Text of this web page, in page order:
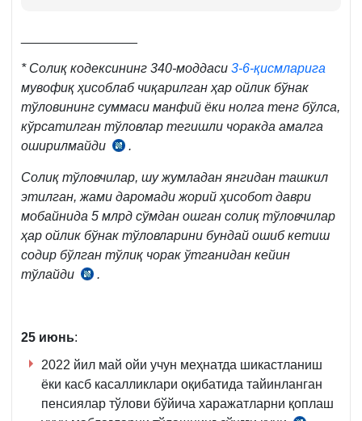
* Солиқ кодексининг 340-моддаси 3-6-қисмларига
мувофиқ ҳисоблаб чиқарилган ҳар ойлик бўнак
тўловининг суммаси манфий ёки нолга тенг бўлса,
кўрсатилган тўловлар тегишли чоракда амалга
оширилмайди
СК
қ.
.
Солиқ тўловчилар, шу жумладан янгидан ташкил
этилган, жами даромади жорий ҳисобот даври
мобайнида 5 млрд сўмдан ошган солиқ тўловчилар
ҳар ойлик бўнак тўловларини бундай ошиб кетиш
содир бўлган тўлиқ чорак ўтганидан кейин
тўлайди
СК
.
25 июнь:
2022 йил май ойи учун меҳнатда шикастланиш
ёки касб касалликлари оқибатида тайинланган
пенсиялар тўлови бўйича харажатларни қоплаш